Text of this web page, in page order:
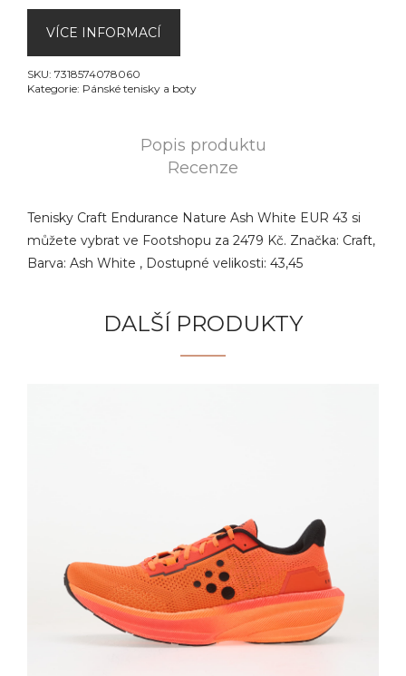
VÍCE INFORMACÍ
SKU: 7318574078060
Kategorie: Pánské tenisky a boty
Popis produktu
Recenze
Tenisky Craft Endurance Nature Ash White EUR 43 si
můžete vybrat ve Footshopu za 2479 Kč. Značka: Craft,
Barva: Ash White , Dostupné velikosti: 43,45
DALŠÍ PRODUKTY